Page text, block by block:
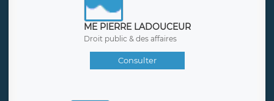
ME PIERRE LADOUCEUR
Droit public & des affaires
Consulter